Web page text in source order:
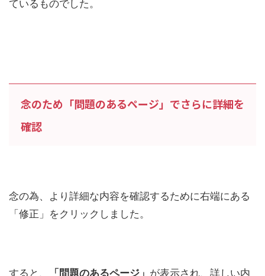
ているものでした。
念のため「問題のあるページ」でさらに詳細を
確認
念の為、より詳細な内容を確認するために右端にある
「修正」をクリックしました。
すると、 「問題のあるページ」 が表示され、詳しい内